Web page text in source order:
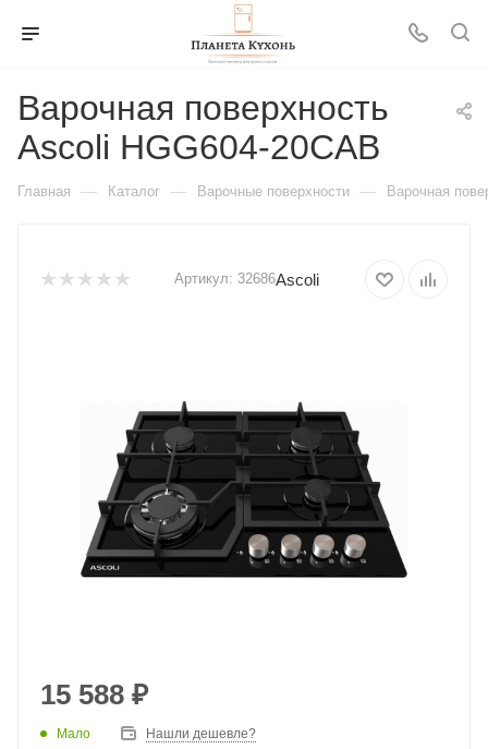
Варочная поверхность
Ascoli HGG604-20CAB
Главная — Каталог — Варочные поверхности — Варочная
Артикул: 32686Ascoli
15 588 ₽
Мало Нашли дешевле?